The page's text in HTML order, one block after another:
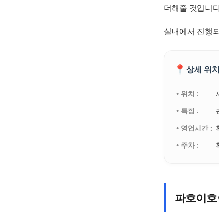
더해줄 것입니
실내에서 진행
📍 상세 위
• 위치 :
• 특징 :
• 영업시간 :
• 주차 :
파호이